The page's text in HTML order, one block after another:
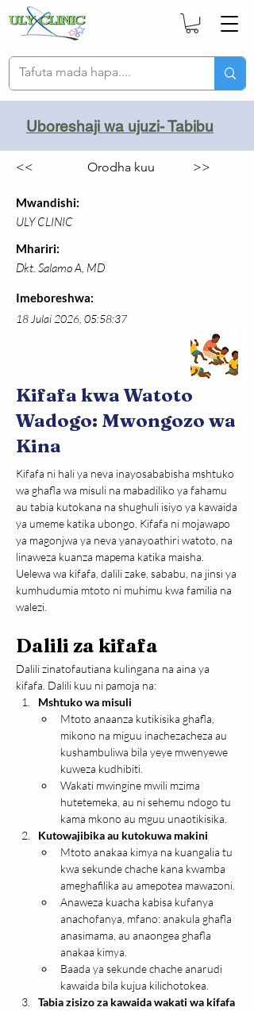
Uboreshaji wa ujuzi- Tabibu
<< Orodha kuu >>
Mwandishi:
ULY CLINIC
Mhariri:
Dkt. Salamo A, MD
Imeboreshwa:
18 Julai 2026, 05:58:37
Kifafa kwa Watoto
Wadogo: Mwongozo wa
Kina
Kifafa ni hali ya neva inayosababisha mshtuko
wa ghafla wa misuli na mabadiliko ya fahamu
au tabia kutokana na shughuli isiyo ya kawaida
ya umeme katika ubongo. Kifafa ni mojawapo
ya magonjwa ya neva yanayoathiri watoto, na
linaweza kuanza mapema katika maisha.
Uelewa wa kifafa, dalili zake, sababu, na jinsi ya
kumhudumia mtoto ni muhimu kwa familia na
walezi.
Dalili za kifafa
Dalili zinatofautiana kulingana na aina ya
kifafa. Dalili kuu ni pamoja na:
Mshtuko wa misuli
Mtoto anaanza kutikisika ghafla,
mikono na miguu inachezacheza au
kushambuliwa bila yeye mwenyewe
kuweza kudhibiti.
Wakati mwingine mwili mzima
hutetemeka, au ni sehemu ndogo tu
kama mkono au mguu unaotikisika.
Kutowajibika au kutokuwa makini
Mtoto anakaa kimya na kuangalia tu
kwa sekunde chache kana kwamba
ameghafilika au amepotea mawazoni.
Anaweza kuacha kabisa kufanya
anachofanya, mfano: anakula ghafla
anasimama, au anaongea ghafla
anakaa kimya.
Baada ya sekunde chache anarudi
kawaida bila kujua kilichotokea.
Tabia zisizo za kawaida wakati wa kifafa